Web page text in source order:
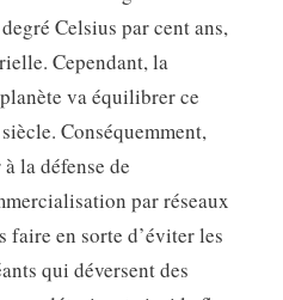
Celsius par cent ans,
Cependant, la
va équilibrer ce
Conséquemment,
la défense de
par réseaux
faire en sorte d’éviter les
qui déversent des